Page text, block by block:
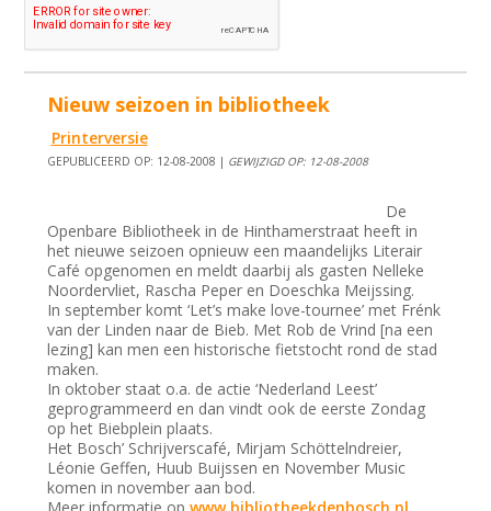
Nieuw seizoen in bibliotheek
Printerversie
GEPUBLICEERD OP: 12-08-2008 | GEWIJZIGD OP: 12-08-2008
De
Openbare Bibliotheek in de Hinthamerstraat heeft in
het nieuwe seizoen opnieuw een maandelijks Literair
Café opgenomen en meldt daarbij als gasten Nelleke
Noordervliet, Rascha Peper en Doeschka Meijssing.
In september komt ‘Let’s make love-tournee’ met Frénk
van der Linden naar de Bieb. Met Rob de Vrind [na een
lezing] kan men een historische fietstocht rond de stad
maken.
In oktober staat o.a. de actie ‘Nederland Leest’
geprogrammeerd en dan vindt ook de eerste Zondag
op het Biebplein plaats.
Het Bosch’ Schrijverscafé, Mirjam Schöttelndreier,
Léonie Geffen, Huub Buijssen en November Music
komen in november aan bod.